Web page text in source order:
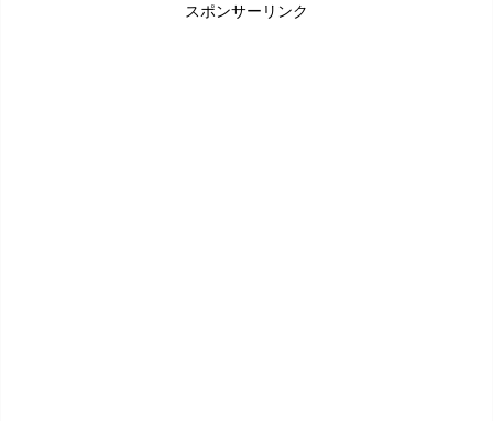
スポンサーリンク